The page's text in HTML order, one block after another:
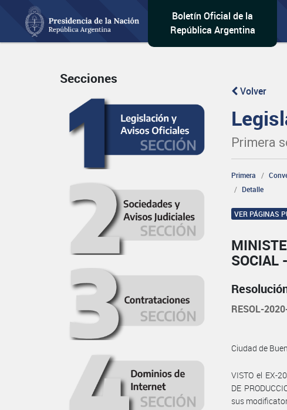
Boletín Oficial de la
República Argentina
Secciones
Volver
Primera
Primera
Detalle
VER PÁGINAS
SOCIAL
RESOL-
Ciudad de
VISTO el EX-
DE
sus